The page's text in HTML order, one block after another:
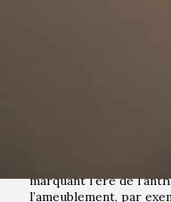
marquant l’ère de
l’ameublement, par